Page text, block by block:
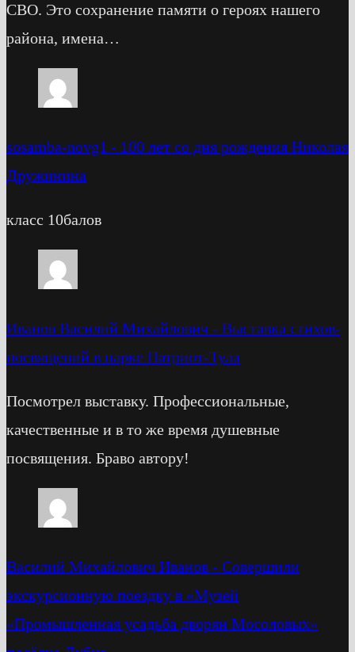
СВО. Это сохранение памяти о героях нашего
района, имена…
sosamba-novg1 - 100 лет со дня рождения Николая
Дружинина
класс 10балов
Иванов Василий Михайлович - Выставка стихов-
посвящений в парке Патриот-Тула
Посмотрел выставку. Профессиональные,
качественные и в то же время душевные
посвящения. Браво автору!
Василий Михайлович Иванов - Cовершили
экскурсионную поездку в «Музей
«Промышленная усадьба дворян Мосоловых»